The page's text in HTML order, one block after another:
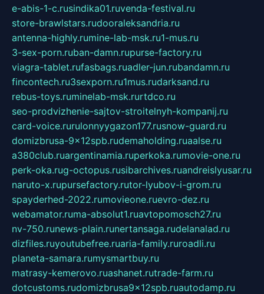
e-abis-1-c.rusindika01.ruvenda-festival.ru
store-brawlstars.rudooraleksandria.ru
antenna-highly.rumine-lab-msk.ru1-mus.ru
3-sex-porn.ruban-damn.rupurse-factory.ru
viagra-tablet.rufasbags.ruadler-jun.rubandamn.ru
fincontech.ru3sexporn.ru1mus.rudarksand.ru
rebus-toys.ruminelab-msk.rurtdco.ru
seo-prodvizhenie-sajtov-stroitelnyh-kompanij.ru
card-voice.rurulonnyygazon177.rusnow-guard.ru
domizbrusa-9x12spb.rudemaholding.ruaalse.ru
a380club.ruargentinamia.ruperkoka.rumovie-one.ru
perk-oka.rug-octopus.rusibarchives.ruandreislyusar.ru
naruto-x.rupursefactory.rutor-lyubov-i-grom.ru
spayderhed-2022.rumovieone.ruevro-dez.ru
webamator.ruma-absolut1.ruavtopomosch27.ru
nv-750.runews-plain.runertansaga.rudelanalad.ru
dizfiles.ruyoutubefree.ruaria-family.ruroadli.ru
planeta-samara.rumysmartbuy.ru
matrasy-kemerovo.ruashanet.rutrade-farm.ru
dotcustoms.rudomizbrusa9x12spb.ruautodamp.ru